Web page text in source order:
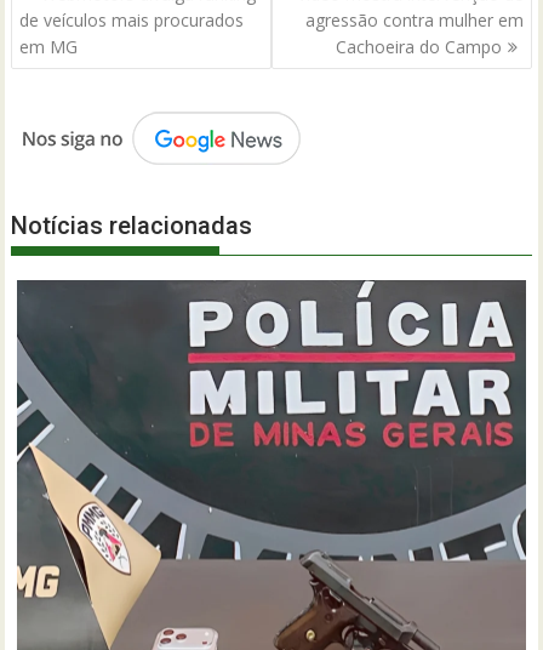
de
Post
de veículos mais procurados
em MG
agressão contra mulher em
Cachoeira do Campo
Notícias relacionadas